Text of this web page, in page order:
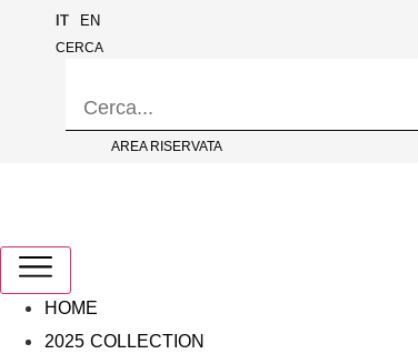
IT EN
CERCA
AREA RISERVATA
HOME
2025 COLLECTION